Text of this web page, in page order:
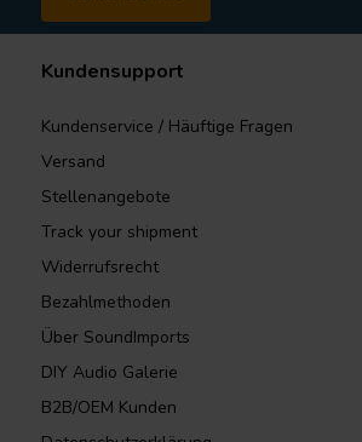
Kundensupport
Kundenservice / Häuftige Fragen
Versand
Stellenangebote
Track your shipment
Widerrufsrecht
Bezahlmethoden
Über SoundImports
DIY Audio Galerie
B2B/OEM Kunden